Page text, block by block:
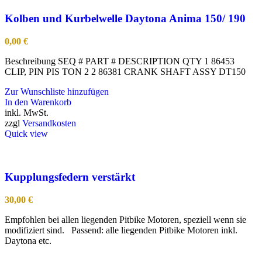
können
gewählt
werden
Kolben und Kurbelwelle Daytona Anima 150/ 190
0,00 €
Beschreibung SEQ # PART # DESCRIPTION QTY 1 86453
CLIP, PIN PIS TON 2 2 86381 CRANK SHAFT ASSY DT150
Zur Wunschliste hinzufügen
In den Warenkorb
inkl. MwSt.
zzgl Versandkosten
Quick view
Kupplungsfedern verstärkt
30,00 €
Empfohlen bei allen liegenden Pitbike Motoren, speziell wenn sie
modifiziert sind. Passend: alle liegenden Pitbike Motoren inkl.
Daytona etc.